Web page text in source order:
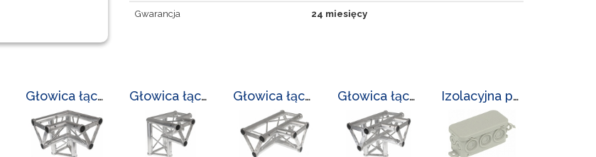
Gwarancja 24 miesięcy
Głowica łącząca LC-L-3300/GL-3/5 Głowica łącząca LC-L-3300/GL-3/6 Głowica łącząca LC-L-3300/GL-3/8 Głowica łącząca LC-L-3300/GL-4/2 Izolacyjna puszka odgałęźna LC-PK-6